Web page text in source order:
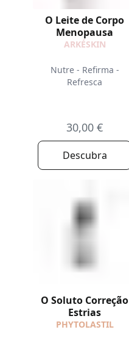
O Leite de Corpo
Menopausa
ARKÉSKIN
Nutre - Refirma -
Refresca
30,00 €
Descubra
O Soluto Correção
Estrias
PHYTOLASTIL